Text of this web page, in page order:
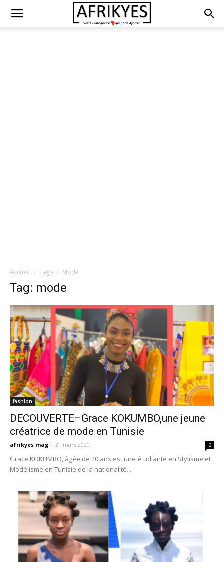
Accueil Tags Mode
Tag: mode
fashion
DECOUVERTE–Grace KOKUMBO,une jeune
créatrice de mode en Tunisie
afrikyes mag - 31 mars 2020 0
Grace KOKUMBO, âgée de 20 ans est une étudiante en Stylisme et
Modélisme en Tunisie de la nationalité...